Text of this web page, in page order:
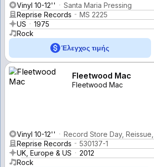
Vinyl 10-12''
Santa Maria Pressing
Reprise Records
MS 2225
US
1975
Rock
Έλεγχος τιμής
Fleetwood Mac
Fleetwood Mac
Vinyl 10-12''
Record Store Day,
Reprise Records
530137-1
UK, Europe & US
2012
Rock